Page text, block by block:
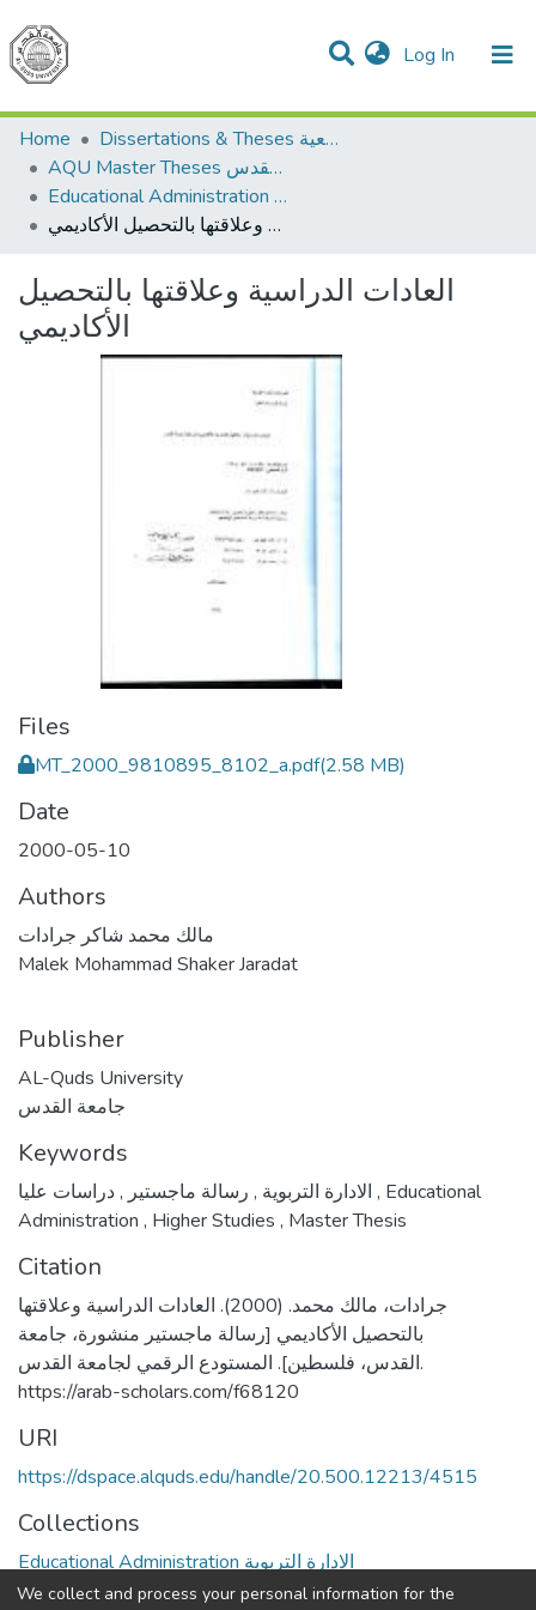
Log In (current)
Communities & Collections
All of DSpace
Home
Dissertations & Theses الرسائل الجامعية
AQU Master Theses الرسائل الجامعية الخاصة بجامعة القدس
Educational Administration الادارة التربوية
العادات الدراسية وعلاقتها بالتحصيل الأكاديمي
العادات الدراسية وعلاقتها بالتحصيل
الأكاديمي
Files
MT_2000_9810895_8102_a.pdf(2.58 MB)
Date
2000-05-10
Authors
مالك محمد شاكر جرادات
Malek Mohammad Shaker Jaradat
Publisher
AL-Quds University
جامعة القدس
Keywords
الادارة التربوية , رسالة ماجستير , , Educational
Administration , Higher Studies , Master Thesis
Citation
جرادات، مالك محمد. (2000). العادات الدراسية وعلاقتها
بالتحصيل الأكاديمي [رسالة ماجستير منشورة، جامعة
القدس، فلسطين]. المستودع الرقمي لجامعة القدس.
https://arab-scholars.com/f68120
URI
https://dspace.alquds.edu/handle/20.500.12213/4515
Collections
Educational Administration الادارة التربوية
We collect and process your personal information for the